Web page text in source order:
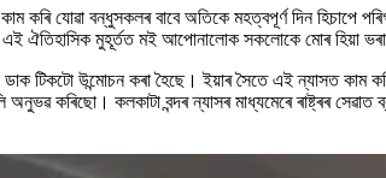
কৰি যোৱা বন্ধুসকলৰ বাবে অতিকে মহত্বপূৰ্ণ দিন
এই ঐতিহাসিক মুহূৰ্তত মই আপোনালোক সকলোকে মোৰ হিয়া
উন্মোচন কৰা হৈছে। ইয়াৰ সৈতে এই ন্যাসত কাম
অনুভৱ কৰিছো। কলকাটা বন্দৰ ন্যাসৰ মাধ্যমেৰে ৰাষ্ট্ৰৰ